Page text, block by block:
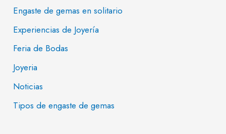
Engaste de gemas en solitario
Experiencias de Joyería
Feria de Bodas
Joyeria
Noticias
Tipos de engaste de gemas